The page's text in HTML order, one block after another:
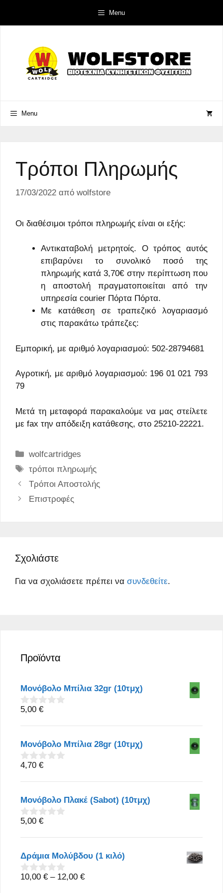
Menu
Menu
Τρόποι Πληρωμής
17/03/2022 από wolfstore
Οι διαθέσιμοι τρόποι πληρωμής είναι οι εξής:
Αντικαταβολή μετρητοίς. Ο τρόπος αυτός
επιβαρύνει το συνολικό ποσό της
πληρωμής κατά 3,70€ στην περίπτωση που
η αποστολή πραγματοποιείται από την
υπηρεσία courier Πόρτα Πόρτα.
Με κατάθεση σε τραπεζικό λογαριασμό
στις παρακάτω τράπεζες:
Εμπορική, με αριθμό λογαριασμού: 502-28794681
Αγροτική, με αριθμό λογαριασμού: 196 01 021 793
79
Μετά τη μεταφορά παρακαλούμε να μας στείλετε
με fax την απόδειξη κατάθεσης, στο 25210-22221.
Κατηγορίες
wolfcartridges
Ετικέτες
τρόποι πληρωμής
Τρόποι Αποστολής
Επιστροφές
Σχολιάστε
Για να σχολιάσετε πρέπει να συνδεθείτε.
Προϊόντα
Μονόβολο Μπίλια 32gr (10τμχ)
0
u
o
f
5
5,00 €
Μονόβολο Μπίλια 28gr (10τμχ)
0
u
o
f
5
4,70 €
Μονόβολο Πλακέ (Sabot) (10τμχ)
0
u
o
f
5
5,00 €
Δράμια Μολύβδου (1 κιλό)
0
10,00 € – 12,00 €Price